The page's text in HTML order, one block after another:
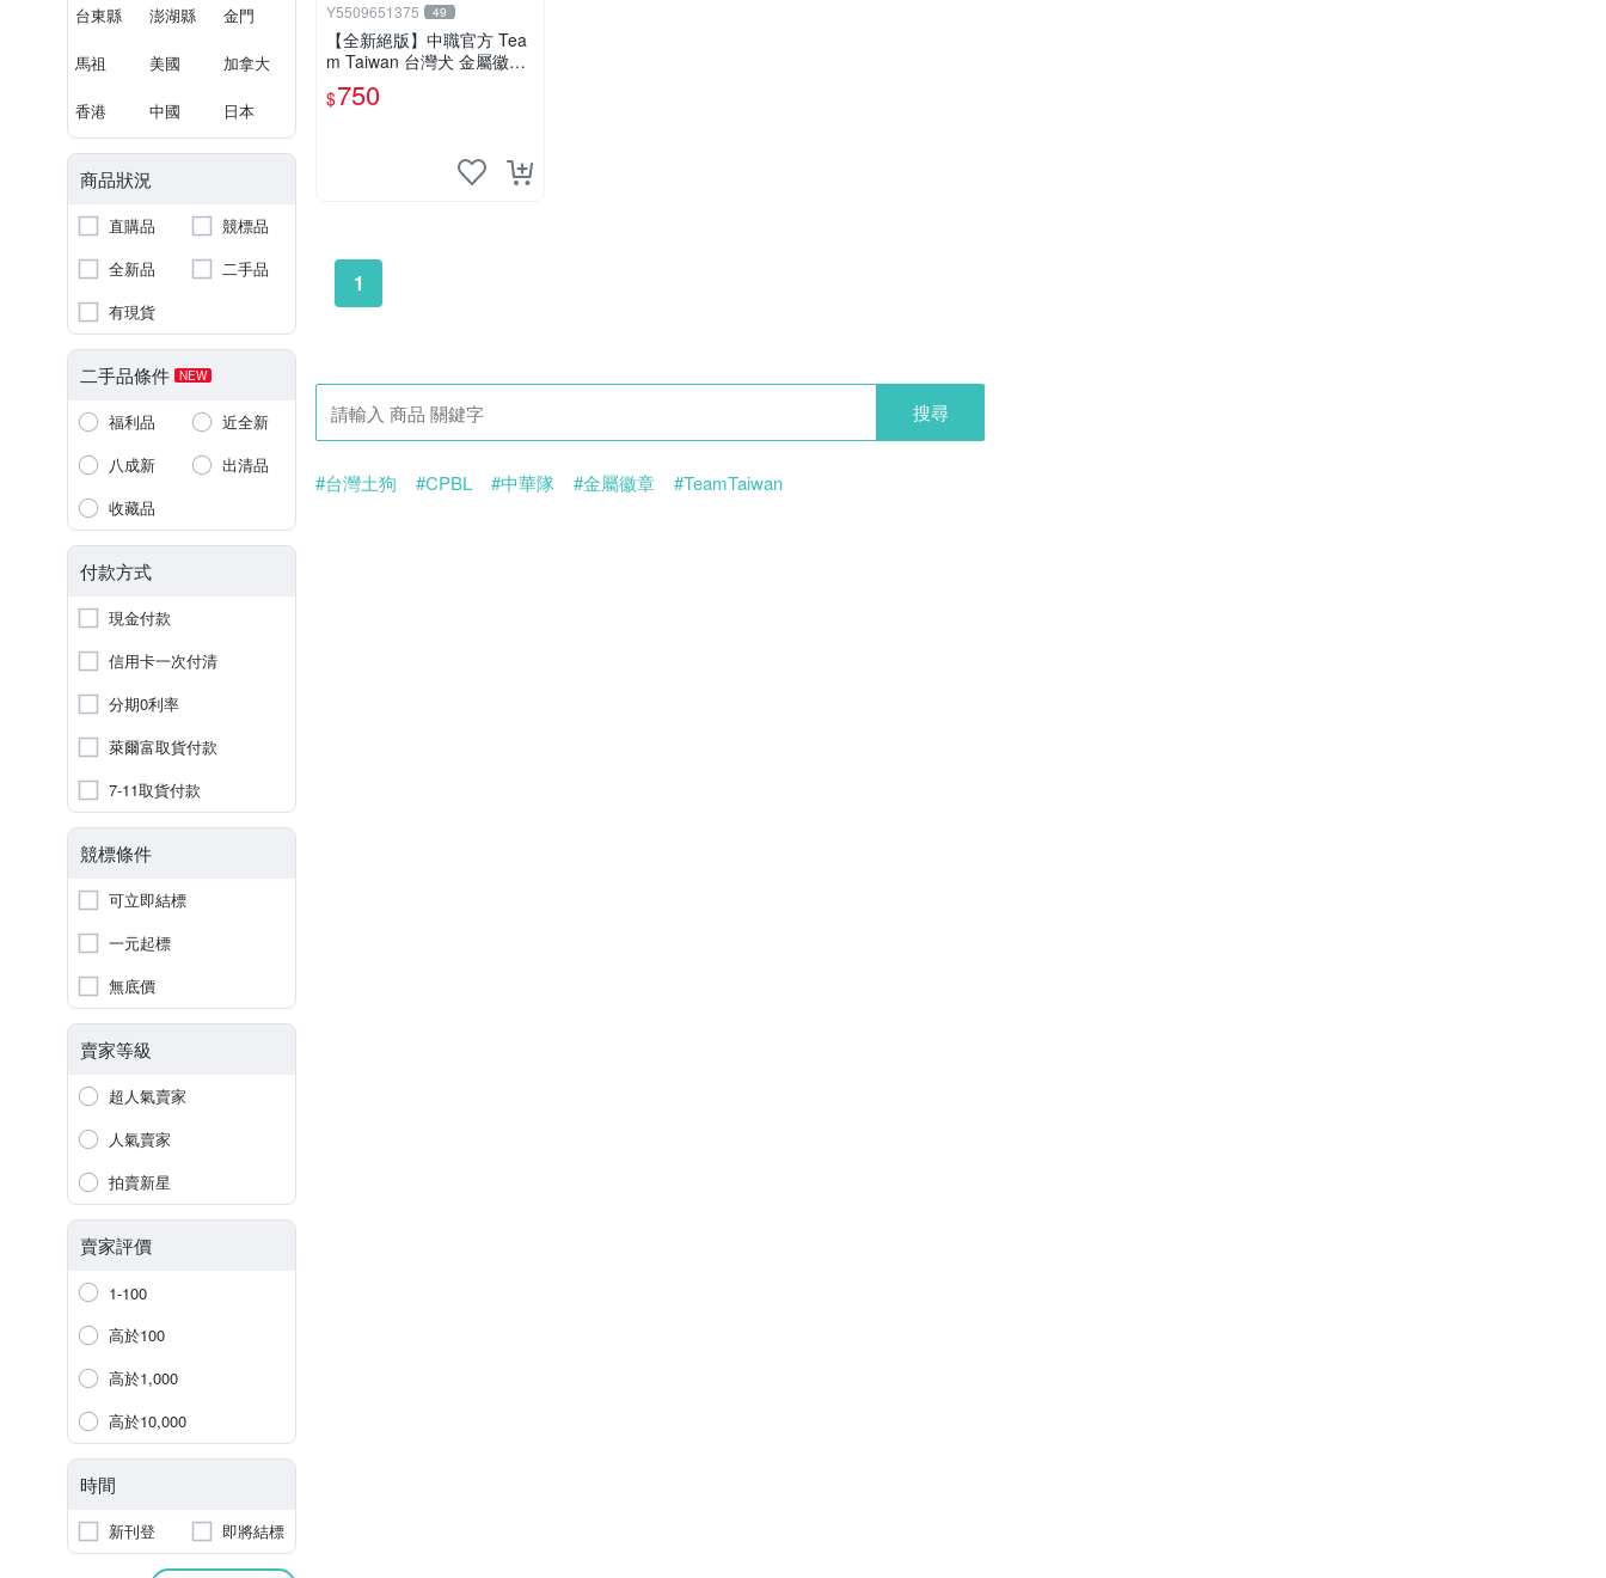
台東縣 澎湖縣 金門
馬祖 美國 加拿大
香港 中國 日本
商品狀況
直購品
競標品
全新品
二手品
有現貨
二手品條件 NEW
福利品
近全新
八成新
出清品
收藏品
付款方式
現金付款
信用卡一次付清
分期0利率
萊爾富取貨付款
7-11取貨付款
競標條件
可立即結標
一元起標
無底價
賣家等級
超人氣賣家
人氣賣家
拍賣新星
賣家評價
1-100
高於100
高於1,000
高於10,000
時間
新刊登 即將結標
Y5509651375 49
【全新絕版】中職官方 Tea
m Taiwan 台灣犬 金屬徽章
組 (三入裝) / 12強 冠亞賽
中華隊 紀念徽章 棒球周邊
$750
1
搜尋
#台灣土狗 #CPBL #中華隊 #金屬徽章 #TeamTaiwan